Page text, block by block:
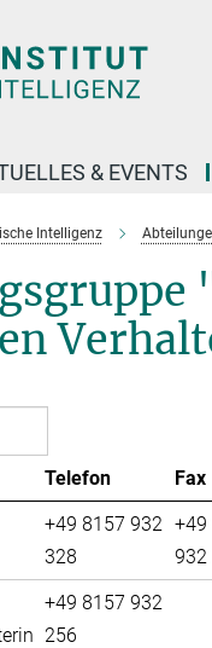
& EVENTS
Intelligenz
Telefon Fax
+49 8157 932
328
+49
932
+49 8157 932
256